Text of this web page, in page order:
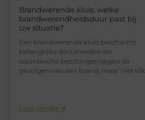
Brandwerende kluis: welke
brandwerendheidsduur past bij
uw situatie?
Een brandwerende kluis beschermt
belangrijke documenten en
waardevolle bezittingen tegen de
gevolgen van een brand, maar niet elk
Lees verder ➜